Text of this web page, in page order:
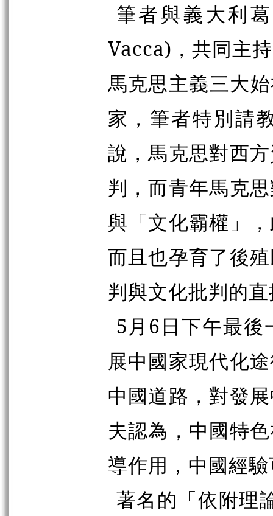
筆者與義大利
Vacca)，共同主
馬克思主義三大
家，筆者特別請
說，馬克思對西
判，而青年馬克
與「文化霸權」
而且也孕育了後
判與文化批判的
5月6日下午最後
展中國家現代化
中國道路，對發
夫認為，中國特
導作用，中國經
著名的「依附理